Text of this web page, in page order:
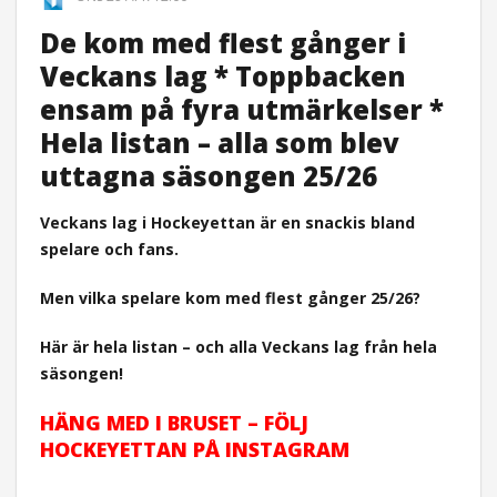
De kom med flest gånger i
Veckans lag * Toppbacken
ensam på fyra utmärkelser *
Hela listan – alla som blev
uttagna säsongen 25/26
Veckans lag i Hockeyettan är en snackis bland
spelare och fans.
Men vilka spelare kom med flest gånger 25/26?
Här är hela listan – och alla Veckans lag från hela
säsongen!
HÄNG MED I BRUSET – FÖLJ
HOCKEYETTAN PÅ INSTAGRAM